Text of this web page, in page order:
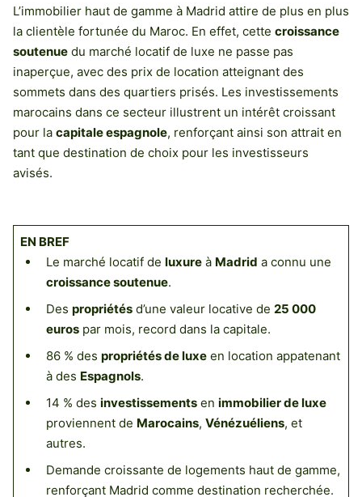
L’immobilier haut de gamme à Madrid attire de plus en plus
la clientèle fortunée du Maroc. En effet, cette croissance
soutenue du marché locatif de luxe ne passe pas
inaperçue, avec des prix de location atteignant des
sommets dans des quartiers prisés. Les investissements
marocains dans ce secteur illustrent un intérêt croissant
pour la capitale espagnole, renforçant ainsi son attrait en
tant que destination de choix pour les investisseurs
avisés.
EN BREF
Le marché locatif de luxureà Madrid a connu une
croissance soutenue.
Des propriétésd’une valeur locative de 25 000
eurospar mois, record dans la capitale.
86 % des propriétés de luxeen location appatenant
à des Espagnols.
14 % des investissementsen immobilier de luxe
proviennent de Marocains, Vénézuéliens, et
autres.
Demande croissante de logements haut de gamme,
renforçant Madrid comme destination recherchée.